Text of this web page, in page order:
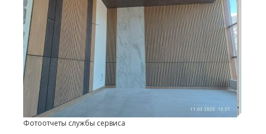
Фотоотчеты службы сервиса